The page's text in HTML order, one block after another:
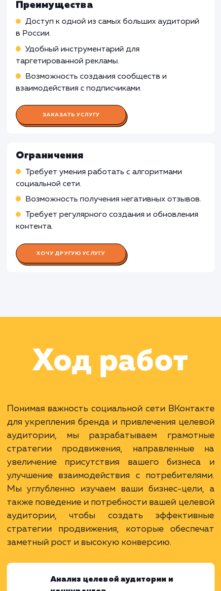
Организация и проведение рекламных
Взаимодействие с аудиторией, обработка
отзывов и жалоб
Проведение активностей и конкурсов для
привлечения и удержания аудитории
Работа Дизайнера
Работа Контент-менеджера
Работа Таргетолога
Работа Аналитика
услугу на пиксели
Доступ к одной из самых больших
в России.
Удобный инструментарий для
таргетированной рекламы.
Возможность создания сообществ и
взаимодействия с подписчиками.
Требует умения работать с алгоритмами